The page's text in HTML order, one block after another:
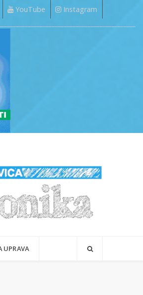
YouTube Instagram
UPRAVA